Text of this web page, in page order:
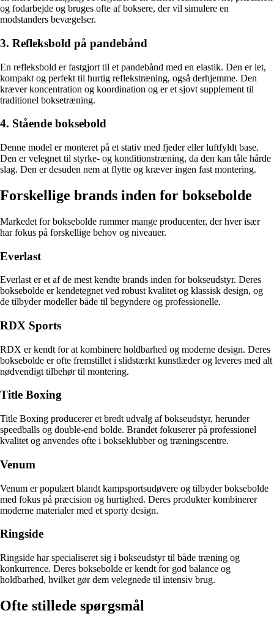
og fodarbejde og bruges ofte af boksere, der vil simulere en
modstanders bevægelser.
3. Refleksbold på pandebånd
En refleksbold er fastgjort til et pandebånd med en elastik. Den er let,
kompakt og perfekt til hurtig reflekstræning, også derhjemme. Den
kræver koncentration og koordination og er et sjovt supplement til
traditionel boksetræning.
4. Stående boksebold
Denne model er monteret på et stativ med fjeder eller luftfyldt base.
Den er velegnet til styrke- og konditionstræning, da den kan tåle hårde
slag. Den er desuden nem at flytte og kræver ingen fast montering.
Forskellige brands inden for boksebolde
Markedet for boksebolde rummer mange producenter, der hver især
har fokus på forskellige behov og niveauer.
Everlast
Everlast er et af de mest kendte brands inden for bokseudstyr. Deres
boksebolde er kendetegnet ved robust kvalitet og klassisk design, og
de tilbyder modeller både til begyndere og professionelle.
RDX Sports
RDX er kendt for at kombinere holdbarhed og moderne design. Deres
boksebolde er ofte fremstillet i slidstærkt kunstlæder og leveres med alt
nødvendigt tilbehør til montering.
Title Boxing
Title Boxing producerer et bredt udvalg af bokseudstyr, herunder
speedballs og double-end bolde. Brandet fokuserer på professionel
kvalitet og anvendes ofte i bokseklubber og træningscentre.
Venum
Venum er populært blandt kampsportsudøvere og tilbyder boksebolde
med fokus på præcision og hurtighed. Deres produkter kombinerer
moderne materialer med et sporty design.
Ringside
Ringside har specialiseret sig i bokseudstyr til både træning og
konkurrence. Deres boksebolde er kendt for god balance og
holdbarhed, hvilket gør dem velegnede til intensiv brug.
Ofte stillede spørgsmål